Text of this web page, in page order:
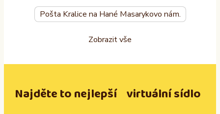
Pošta Kralice na Hané Masarykovo nám.
Zobrazit vše
Najděte to nejlepší virtuální sídlo